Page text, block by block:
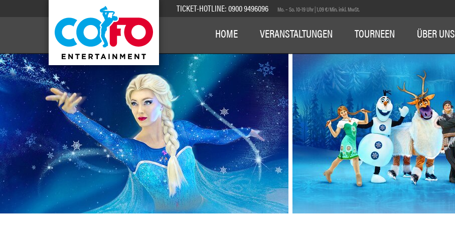
TICKET-HOTLINE:0900 9496096 Mo. – So. 10-19 Uhr | 1,09 €/Min. inkl. MwSt.
HOME VERANSTALTUNGEN TOURNEEN ÜBER UNS
3 5